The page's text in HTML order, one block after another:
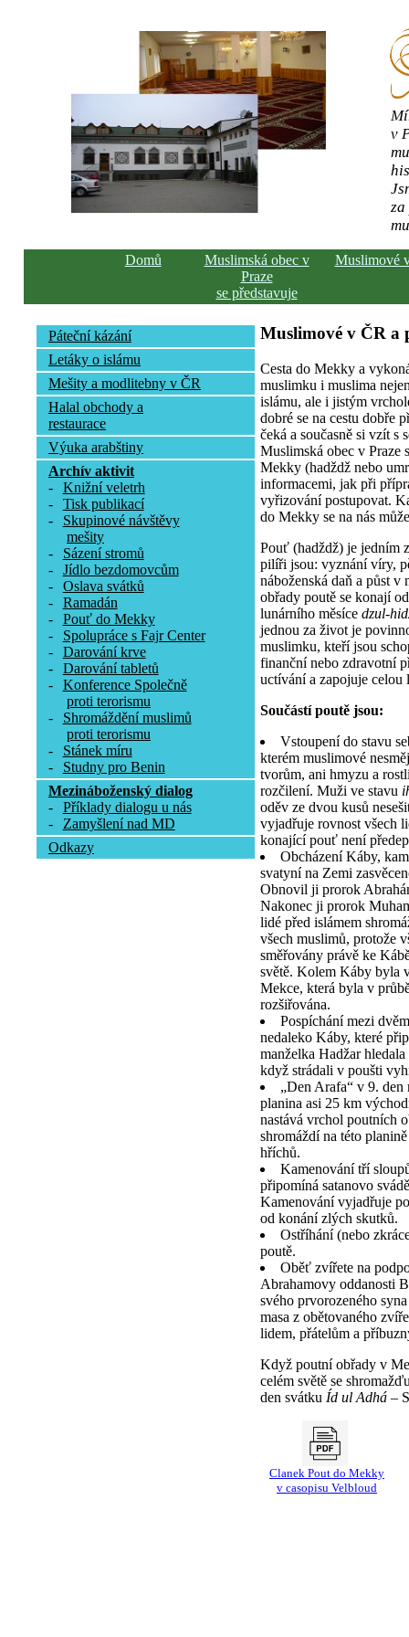
v
Domů
Muslimská obec v
Praze
se představuje
Muslimové
Páteční kázání
Letáky o islámu
Mešity a modlitebny v ČR
Halal obchody a
restaurace
Výuka arabštiny
Archív aktivit
-
Knižní veletrh
-
Tisk publikací
-
Skupinové návštěvy
mešity
-
Sázení stromů
-
Jídlo bezdomovcům
-
Oslava svátků
-
Ramadán
-
Pouť do Mekky
-
Spolupráce s Fajr Center
-
Darování krve
-
Darování tabletů
-
Konference Společně
proti terorismu
-
Shromáždění muslimů
proti terorismu
-
Stánek míru
-
Studny pro Benin
Mezináboženský dialog
-
Příklady dialogu u nás
-
Zamyšlení nad MD
Odkazy
Muslimové v ČR
Cesta do Mekky a
muslimku i muslima
islámu, ale i jistým
dobré se na cestu dobře
čeká a současně si vzít s
Muslimská obec v Praze
Mekky (hadždž nebo
informacemi, jak při
vyřizování postupovat.
do Mekky se na nás
Pouť (hadždž) je jedním
pilíři jsou: vyznání víry,
náboženská daň a půst
obřady poutě se konají
lunárního měsíce dzul-
jednou za život je
muslimku, kteří jsou
finanční nebo zdravotní
uctívání a zapojuje celou
Součástí poutě jsou:
Vstoupení do stavu
kterém muslimové
tvorům, ani hmyzu a
rozčilení. Muži ve stavu
oděv ze dvou kusů
vyjadřuje rovnost všech
konající pouť není
Obcházení Káby,
svatyní na Zemi
Obnovil ji prorok
Nakonec ji prorok
lidé před islámem
všech muslimů, protože
směřovány právě ke
světě. Kolem Káby byla
Mekce, která byla v
rozšiřována.
Pospíchání mezi
nedaleko Káby, které
manželka Hadžar
když strádali v poušti
„Den Arafa“ v 9. den
planina asi 25 km
nastává vrchol poutních
shromáždí na této
hříchů.
Kamenování tří
připomíná satanovo
Kamenování vyjadřuje
od konání zlých skutků.
Ostříhání (nebo
poutě.
Oběť zvířete na
Abrahamovy oddanosti
svého prvorozeného
masa z obětovaného
lidem, přátelům a
Když poutní obřady v
celém světě se
den svátku Íd ul Adhá–
Clanek Pout do Mekky
v casopisu Velbloud